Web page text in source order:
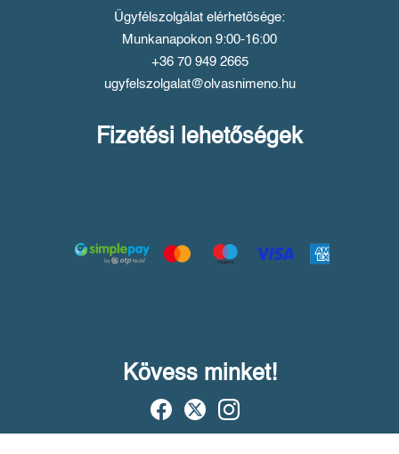
Ügyfélszolgálat elérhetősége:
Munkanapokon 9:00-16:00
+36 70 949 2665
ugyfelszolgalat@olvasnimeno.hu
Fizetési lehetőségek
Kövess minket!